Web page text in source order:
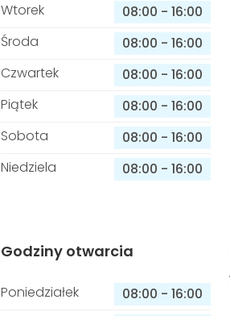
Wtorek
08:00 - 16:00
Środa
08:00 - 16:00
Czwartek
08:00 - 16:00
Piątek
08:00 - 16:00
Sobota
08:00 - 16:00
Niedziela
08:00 - 16:00
Godziny otwarcia
Poniedziałek 08:00 - 16:00